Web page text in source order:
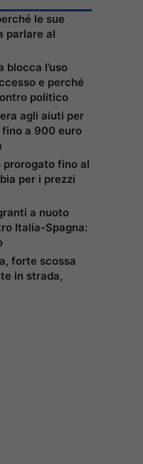
le sue
parlare al
blocca l’uso
e perché
politico
agli aiuti per
a 900 euro
prorogato fino al
per i prezzi
a nuoto
Italia-Spagna:
forte scossa
in strada,